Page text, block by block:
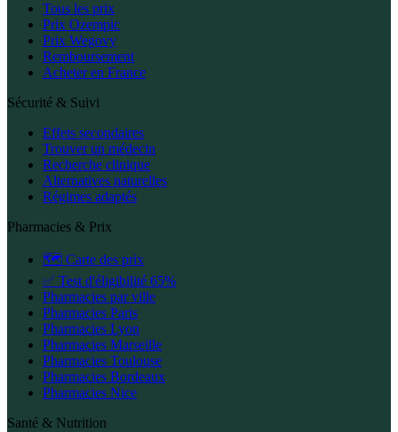
Tous les prix
Prix Ozempic
Prix Wegovy
Remboursement
Acheter en France
Sécurité & Suivi
Effets secondaires
Trouver un médecin
Recherche clinique
Alternatives naturelles
Régimes adaptés
Pharmacies & Prix
🗺️ Carte des prix
✅ Test d'éligibilité 65%
Pharmacies par ville
Pharmacies Paris
Pharmacies Lyon
Pharmacies Marseille
Pharmacies Toulouse
Pharmacies Bordeaux
Pharmacies Nice
Santé & Nutrition